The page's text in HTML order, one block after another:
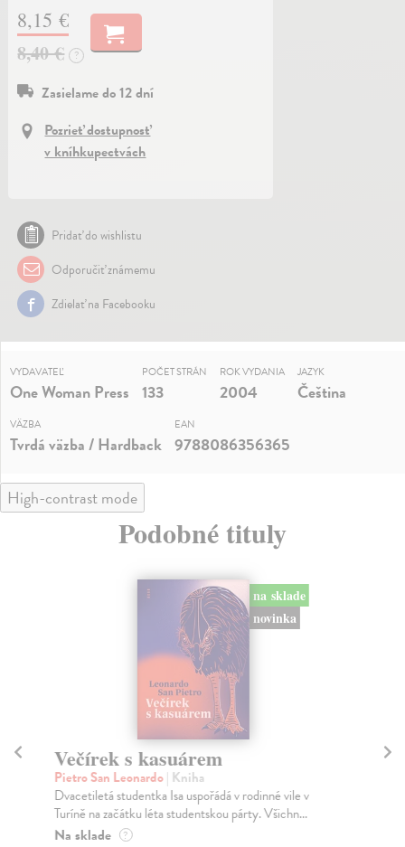
8,15 €
8,40 €
?
Zasielame do 12 dní
Pozrieť dostupnosť
v kníhkupectvách
Pridať do wishlistu
Odporučiť známemu
Zdielať na Facebooku
VYDAVATEĽ
One Woman Press
POČET STRÁN
133
ROK VYDANIA
2004
JAZYK
Čeština
VÄZBA
Tvrdá väzba / Hardback
EAN
9788086356365
High-contrast mode
Podobné tituly
na sklade
novinka
Večírek s kasuárem
Pietro San Leonardo| Kniha
Dvacetiletá studentka Isa uspořádá v rodinné vile v
Turíně na začátku léta studentskou párty. Všichn...
Na sklade ?